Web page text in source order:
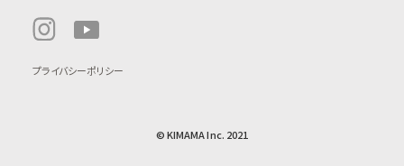
プライバシーポリシー
© KIMAMA Inc. 2021